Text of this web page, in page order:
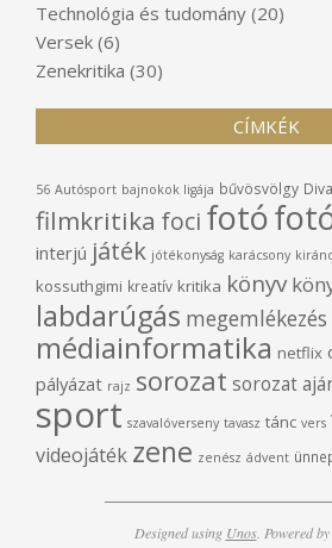
Technológia és tudomány (20)
Versek (6)
Zenekritika (30)
CÍMKÉK
56 Autósport bajnokok ligája bűvösvölgy
filmkritika foci fotó
interjú játék jótékonyság karácsony
kossuthgimi kreatív kritika könyv
labdarúgás megemlékezés
médiainformatika netflix
pályázat rajz sorozat sorozat
sport szavalóverseny tavasz tánc vers
videojáték zene zenész ádvent
Designed using Unos. Powered by